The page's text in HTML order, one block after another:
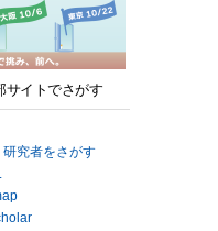
サイトでさがす
究者をさがす